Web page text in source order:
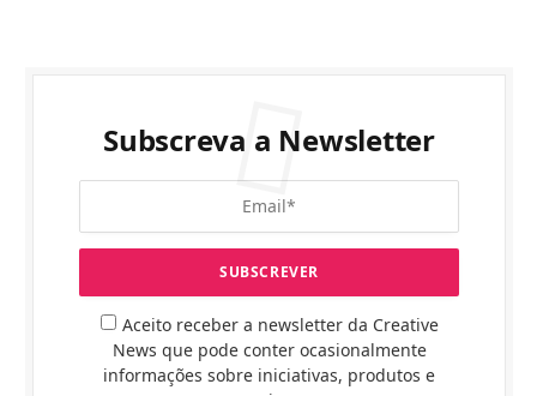
Subscreva a Newsletter
Aceito receber a newsletter da Creative
News que pode conter ocasionalmente
informações sobre iniciativas, produtos e